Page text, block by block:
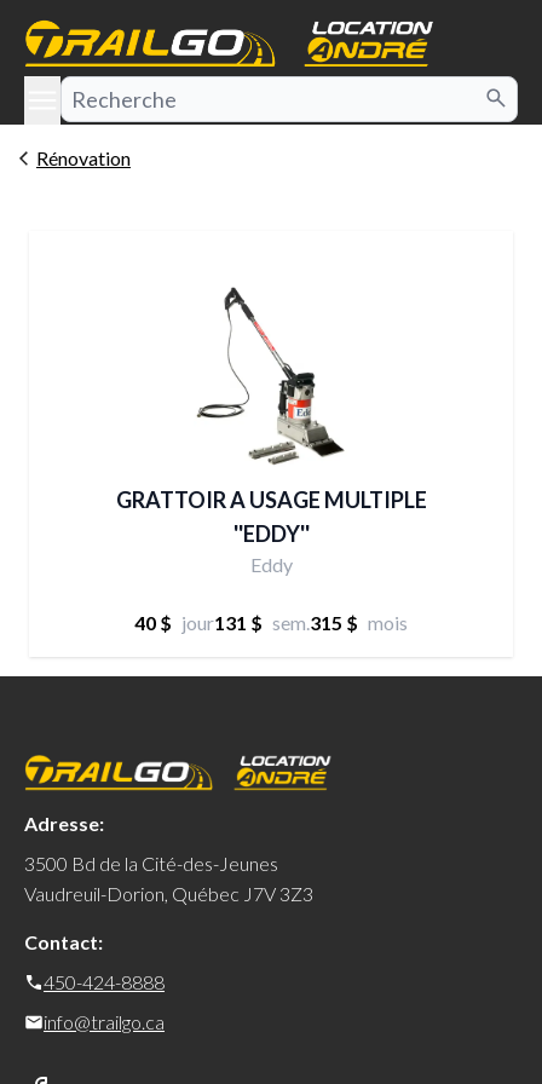
menu
Rénovation
GRATTOIR A USAGE MULTIPLE
''EDDY''
Eddy
40 $ jour131 $ sem.315 $ mois
Adresse:
3500 Bd de la Cité-des-Jeunes
Vaudreuil-Dorion, Québec J7V 3Z3
Contact:
450-424-8888
info@trailgo.ca